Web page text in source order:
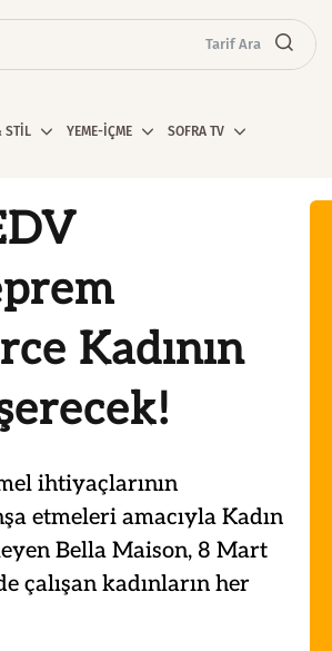
Tarif Ara
STİL YEME-İÇME SOFRA TV
Kadının
ihtiyaçlarının
etmeleri amacıyla Kadın
Bella Maison, 8 Mart
çalışan kadınların her